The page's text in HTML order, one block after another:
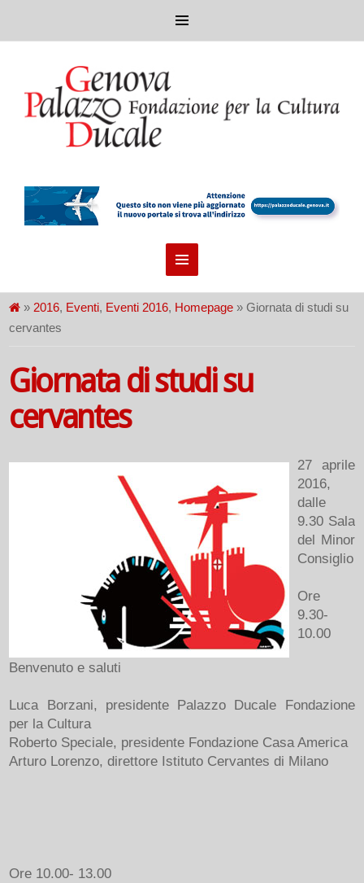
» 2016, Eventi, Eventi 2016, Homepage » Giornata di studi su
cervantes
Giornata di studi su
cervantes
27 aprile
2016,
dalle
9.30 Sala
del Minor
Consiglio
Ore
9.30-
10.00
Benvenuto e saluti
Luca Borzani, presidente Palazzo Ducale Fondazione
per la Cultura
Roberto Speciale, presidente Fondazione Casa America
Arturo Lorenzo, direttore Istituto Cervantes di Milano
Ore 10.00- 13.00